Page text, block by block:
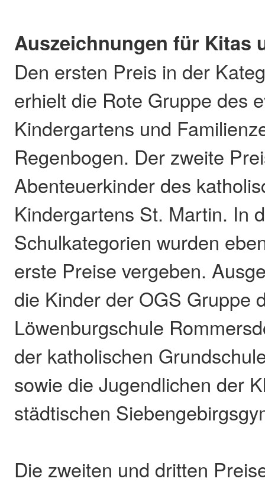
Auszeichnungen für Kitas
Den ersten Preis in der
erhielt die Rote Gruppe des
Kindergartens und
Regenbogen. Der zweite
Abenteuerkinder des
Kindergartens St. Martin. In
Schulkategorien wurden
erste Preise vergeben.
die Kinder der OGS Gruppe
Löwenburgschule
der katholischen
sowie die Jugendlichen der
städtischen
Die zweiten und dritten